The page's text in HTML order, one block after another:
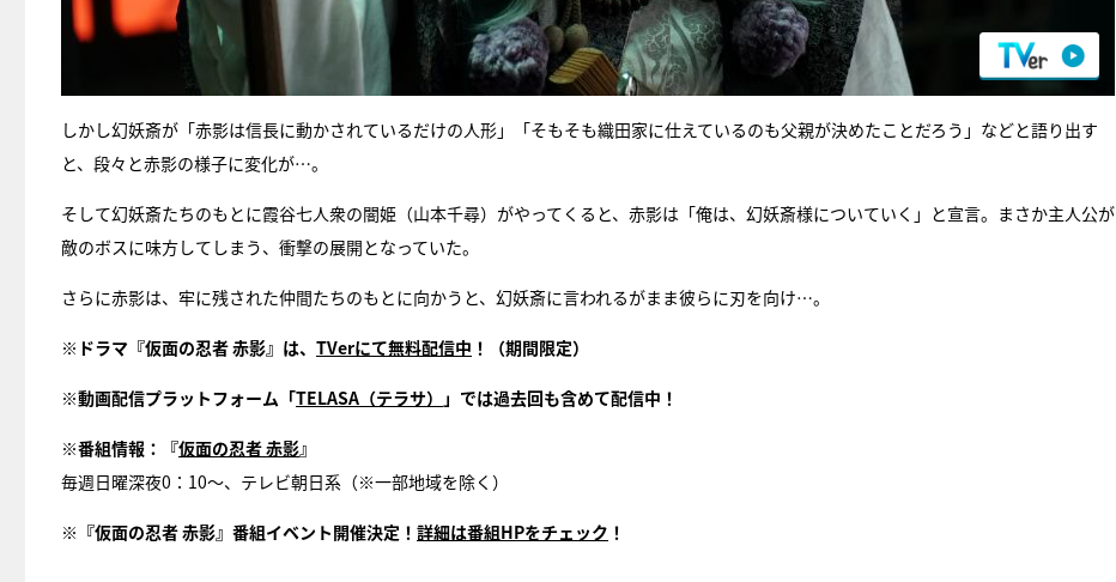
しかし幻妖斎が「赤影は信長に動かされているだけの人形」「そもそも織田家に仕えているのも父親が決めたことだろう」などと語り出す
と、段々と赤影の様子に変化が…。
そして幻妖斎たちのもとに霞谷七人衆の闇姫（山本千尋）がやってくると、赤影は「俺は、幻妖斎様についていく」と宣言。まさか主人公が
敵のボスに味方してしまう、衝撃の展開となっていた。
さらに赤影は、牢に残された仲間たちのもとに向かうと、幻妖斎に言われるがまま彼らに刃を向け…。
※ドラマ『仮面の忍者 赤影』は、 TVerにて無料配信中 ！（期間限定）
※動画配信プラットフォーム「TELASA（テラサ） 」では過去回も含めて配信中！
※番組情報：『仮面の忍者 赤影』
毎週日曜深夜0：10～、テレビ朝日系（※一部地域を除く）
※『仮面の忍者 赤影』番組イベント開催決定！ 詳細は番組HPをチェック ！